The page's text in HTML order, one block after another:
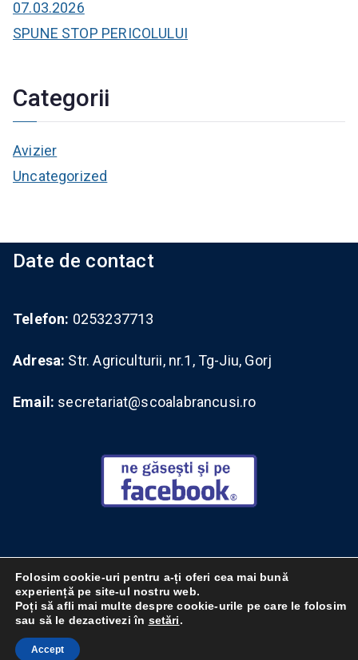
07.03.2026
SPUNE STOP PERICOLULUI
Categorii
Avizier
Uncategorized
Date de contact
Telefon: 0253237713
Adresa: Str. Agriculturii, nr.1, Tg-Jiu, Gorj
Email: secretariat@scoalabrancusi.ro
Vizitați vechiul site (brancusi12.wordpress.com)
Copyright ©Şcoala Gimnazială "Constantin Brâncuşi" Târgu
Folosim cookie-uri pentru a-ți oferi cea mai bună
experiență pe site-ul nostru web.
Poți să afli mai multe despre cookie-urile pe care le folosim
sau să le dezactivezi în setări.
Accept